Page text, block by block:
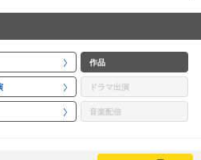
作品
ドラマ出演
音楽配信